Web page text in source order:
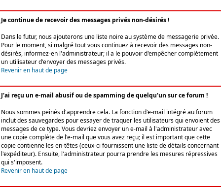
Je continue de recevoir des messages privés non-désirés !
Dans le futur, nous ajouterons une liste noire au système de messagerie privée.
Pour le moment, si malgré tout vous continuez à recevoir des messages non-
désirés, informez-en l'administrateur; il a le pouvoir d'empêcher complètement
un utilisateur d'envoyer des messages privés.
Revenir en haut de page
J'ai reçu un e-mail abusif ou de spamming de quelqu'un sur ce forum !
Nous sommes peinés d'apprendre cela. La fonction d'e-mail intégré au forum
inclut des sauvegardes pour essayer de traquer les utilisateurs qui envoient des
messages de ce type. Vous devriez envoyer un e-mail à l'administrateur avec
une copie complète de l'e-mail que vous avez reçu; il est important que cette
copie contienne les en-têtes (ceux-ci fournissent une liste de détails concernant
l'expéditeur). Ensuite, l'administrateur pourra prendre les mesures répressives
qui s'imposent.
Revenir en haut de page